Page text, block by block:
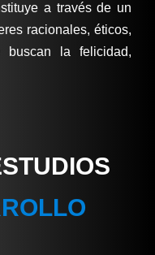
a través de un
racionales, éticos,
buscan la felicidad,